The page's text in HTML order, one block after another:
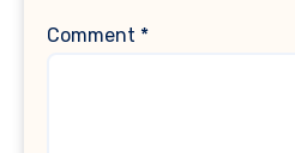
Comment *